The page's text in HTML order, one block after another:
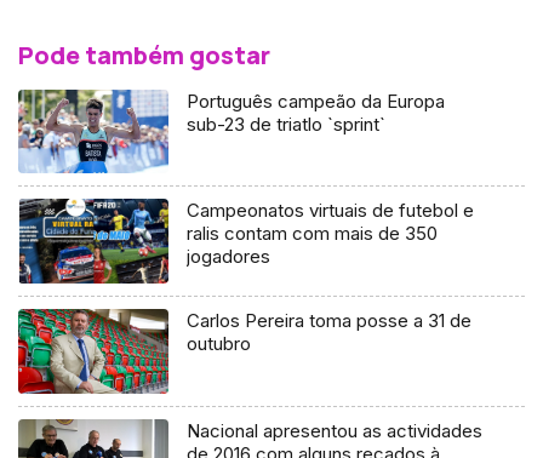
Pode também gostar
Português campeão da Europa
sub-23 de triatlo `sprint`
Campeonatos virtuais de futebol e
ralis contam com mais de 350
jogadores
Carlos Pereira toma posse a 31 de
outubro
Nacional apresentou as actividades